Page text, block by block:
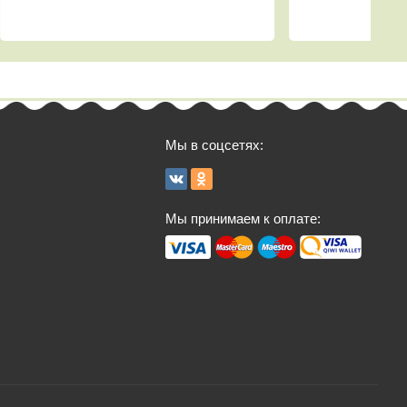
Мы в соцсетях:
Мы принимаем к оплате: